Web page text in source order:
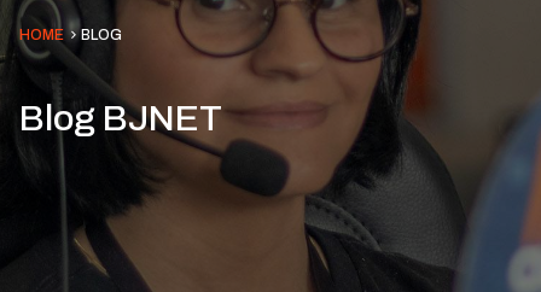
HOME BLOG
Blog BJNET